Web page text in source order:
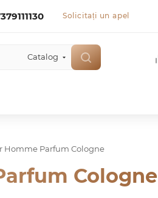
Solicitați un apel
Catalog
Homme Parfum Cologne
Cologne